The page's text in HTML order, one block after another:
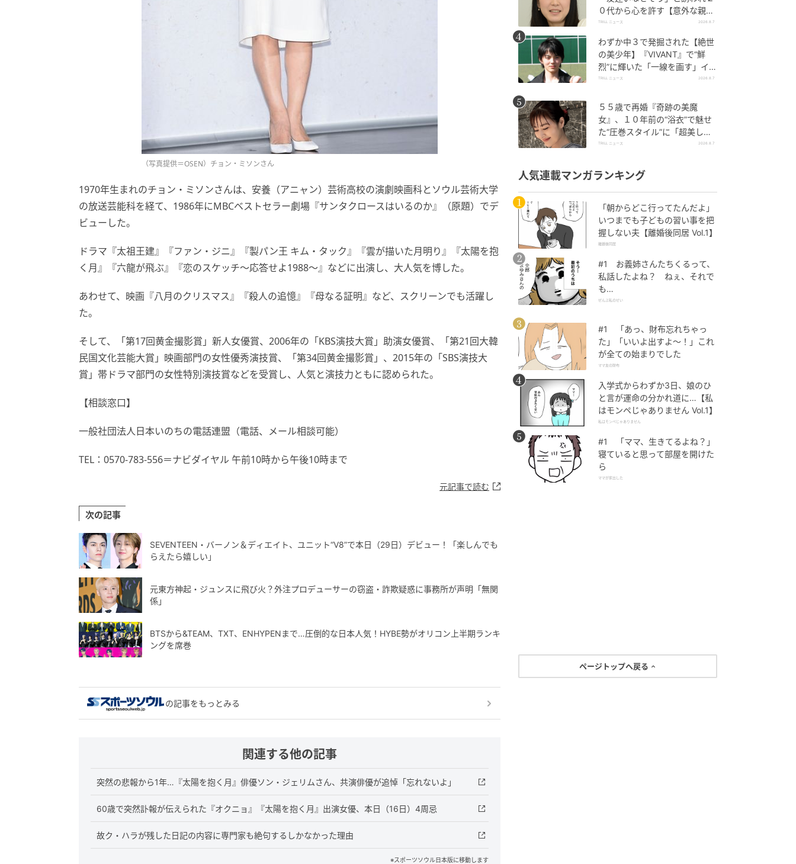
（写真提供＝OSEN）チョン・ミソンさん
1970年生まれのチョン・ミソンさんは、安養（アニャン）芸術高校の演劇映画科とソウル芸術大学
の放送芸能科を経て、1986年にMBCベストセラー劇場『サンタクロースはいるのか』（原題）でデ
ビューした。
ドラマ『太祖王建』『ファン・ジニ』『製パン王 キム・タック』『雲が描いた月明り』『太陽を抱
く月』『六龍が飛ぶ』『恋のスケッチ～応答せよ1988～』などに出演し、大人気を博した。
あわせて、映画『八月のクリスマス』『殺人の追憶』『母なる証明』など、スクリーンでも活躍し
た。
そして、「第17回黄金撮影賞」新人女優賞、2006年の「KBS演技大賞」助演女優賞、「第21回大韓
民国文化芸能大賞」映画部門の女性優秀演技賞、「第34回黄金撮影賞」、2015年の「SBS演技大
賞」帯ドラマ部門の女性特別演技賞などを受賞し、人気と演技力ともに認められた。
【相談窓口】
一般社団法人日本いのちの電話連盟（電話、メール相談可能）
TEL：0570-783-556＝ナビダイヤル 午前10時から午後10時まで
元記事で読む
次の記事
SEVENTEEN・バーノン＆ディエイト、ユニット“V8”で本日（29日）デビュー！「楽しんでも
らえたら嬉しい」
元東方神起・ジュンスに飛び火？外注プロデューサーの窃盗・詐欺疑惑に事務所が声明「無関
係」
BTSから&TEAM、TXT、ENHYPENまで…圧倒的な日本人気！HYBE勢がオリコン上半期ランキ
ングを席巻
の記事をもっとみる
関連する他の記事
突然の悲報から1年…『太陽を抱く月』俳優ソン・ジェリムさん、共演俳優が追悼「忘れないよ」
60歳で突然訃報が伝えられた『オクニョ』『太陽を抱く月』出演女優、本日（16日）4周忌
故ク・ハラが残した日記の内容に専門家も絶句するしかなかった理由
※スポーツソウル日本版に移動します
０代から心を許す【意外な親友
芸人】とは？
TRILL ニュース 2026.8.7
わずか中３で発掘された【絶世
の美少年】『VIVANT』で“鮮
烈”に輝いた「一線を画す」イケ
メン俳優
TRILL ニュース 2026.8.7
５５歳で再婚『奇跡の美魔
女』、１０年前の“浴衣”で魅せ
た“圧巻スタイル”に「超美し
い」「うっとり」
TRILL ニュース 2026.8.7
人気連載マンガランキング
「朝からどこ行ってたんだよ」
いつまでも子どもの習い事を把
握しない夫【離婚後同居 Vol.1】
離婚後同居
#1 お義姉さんたちくるって、
私話したよね？ ねぇ、それで
も…
ぜんぶ私のせい
#1 「あっ、財布忘れちゃっ
た」「いいよ出すよ〜！」これ
が全ての始まりでした
ママ友の財布
入学式からわずか3日、娘のひ
と言が運命の分かれ道に…【私
はモンペじゃありません Vol.1】
私はモンペじゃありません
#1 「ママ、生きてるよね？」
寝ていると思って部屋を開けた
ら
ママが家出した
ページトップへ戻る